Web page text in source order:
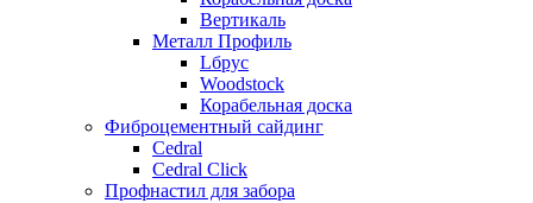
Вертикаль
Металл Профиль
Lбрус
Woodstock
Корабельная доска
Фиброцементный сайдинг
Cedral
Cedral Click
Профнастил для забора